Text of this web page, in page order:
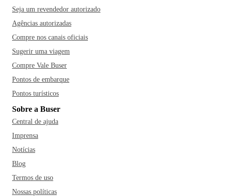
Seja um revendedor autorizado
Agências autorizadas
Compre nos canais oficiais
Sugerir uma viagem
Compre Vale Buser
Pontos de embarque
Pontos turísticos
Sobre a Buser
Central de ajuda
Imprensa
Notícias
Blog
Termos de uso
Nossas políticas